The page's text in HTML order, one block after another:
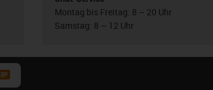
Montag bis Freitag: 8 – 20 Uhr
Samstag: 8 – 12 Uhr